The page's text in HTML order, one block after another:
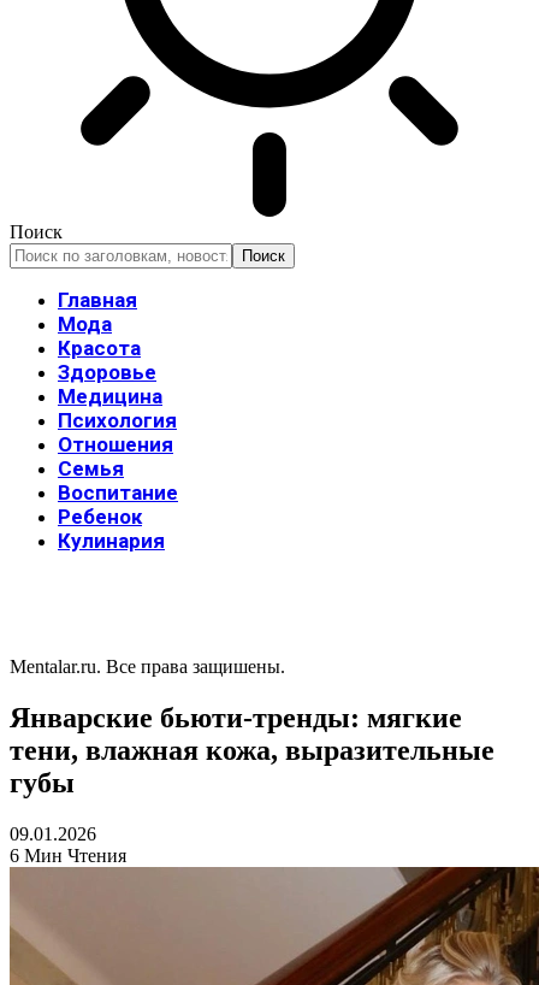
Поиск
Главная
Мода
Красота
Здоровье
Медицина
Психология
Отношения
Семья
Воспитание
Ребенок
Кулинария
Mentalar.ru. Все права защишены.
Январские бьюти-тренды: мягкие
тени, влажная кожа, выразительные
губы
09.01.2026
6 Мин Чтения